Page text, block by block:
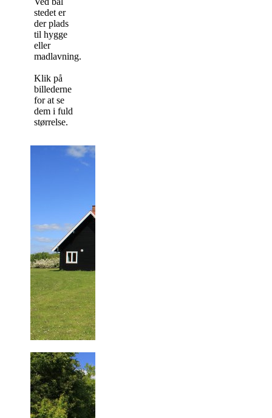
stedet er
der plads
til hygge
eller
madlavning.
Klik på
billederne
for at se
dem i fuld
størrelse.